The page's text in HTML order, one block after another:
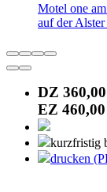
Motel one
auf der
DZ
EZ
kurzfristig
drucken